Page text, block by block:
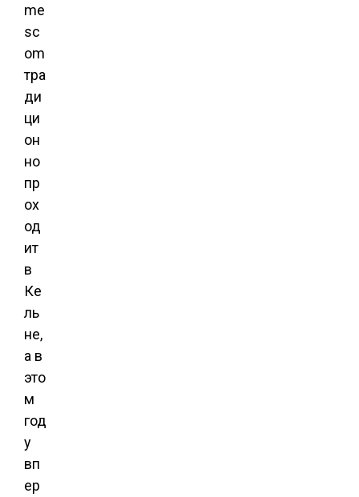
me
sc
om
тра
ди
ци
он
но
пр
ох
од
ит
в
Ке
ль
не,
а в
это
м
год
у
вп
ер